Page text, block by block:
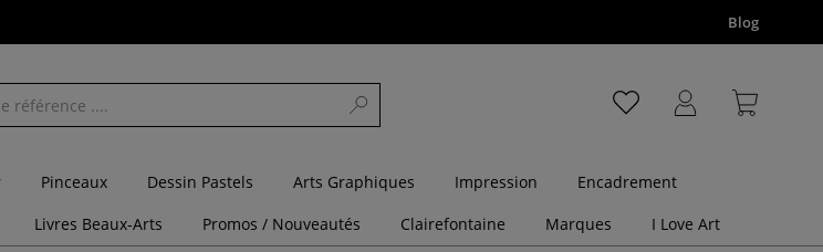
Blog
Pinceaux Dessin Pastels Arts Graphiques Impression
Encadrement
Livres Beaux-Arts Promos / Nouveautés Clairefontaine Marques I Love Art